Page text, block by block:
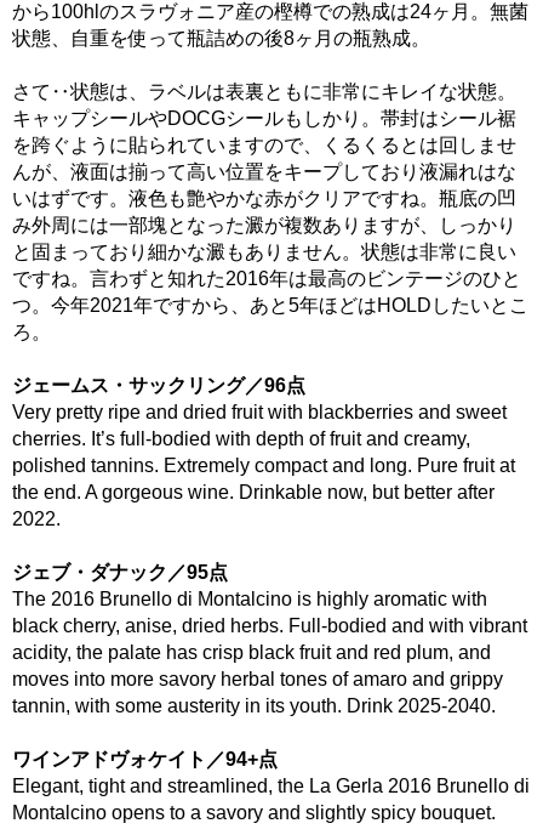
から100hlのスラヴォニア産の樫樽での熟成は24ヶ月。無菌
状態、自重を使って瓶詰めの後8ヶ月の瓶熟成。
さて‥状態は、ラベルは表裏ともに非常にキレイな状態。
キャップシールやDOCGシールもしかり。帯封はシール裾
を跨ぐように貼られていますので、くるくるとは回しませ
んが、液面は揃って高い位置をキープしており液漏れはな
いはずです。液色も艶やかな赤がクリアですね。瓶底の凹
み外周には一部塊となった澱が複数ありますが、しっかり
と固まっており細かな澱もありません。状態は非常に良い
ですね。言わずと知れた2016年は最高のビンテージのひと
つ。今年2021年ですから、あと5年ほどはHOLDしたいとこ
ろ。
ジェームス・サックリング／96点
Very pretty ripe and dried fruit with blackberries and sweet
cherries. It’s full-bodied with depth of fruit and creamy,
polished tannins. Extremely compact and long. Pure fruit at
the end. A gorgeous wine. Drinkable now, but better after
2022.
ジェブ・ダナック／95点
The 2016 Brunello di Montalcino is highly aromatic with
black cherry, anise, dried herbs. Full-bodied and with vibrant
acidity, the palate has crisp black fruit and red plum, and
moves into more savory herbal tones of amaro and grippy
tannin, with some austerity in its youth. Drink 2025-2040.
ワインアドヴォケイト／94+点
Elegant, tight and streamlined, the La Gerla 2016 Brunello di
Montalcino opens to a savory and slightly spicy bouquet.